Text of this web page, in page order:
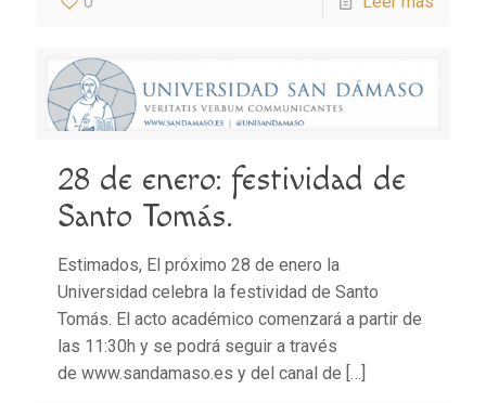
28 de enero: festividad de
Santo Tomás.
Estimados, El próximo 28 de enero la
Universidad celebra la festividad de Santo
Tomás. El acto académico comenzará a partir de
las 11:30h y se podrá seguir a través
de www.sandamaso.es y del canal de […]